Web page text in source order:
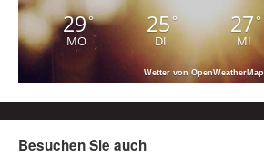
29°
MO
25°
DI
27°
MI
Wetter von OpenWeatherMap
Besuchen Sie auch